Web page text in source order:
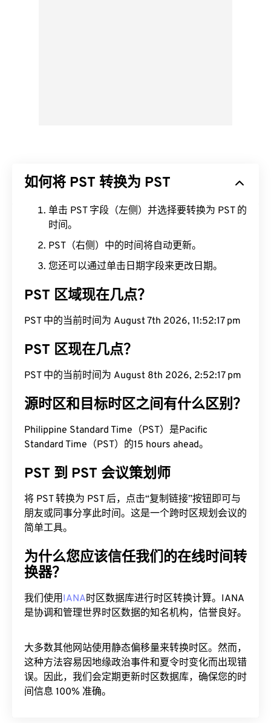
如何将 PST 转换为 PST
单击 PST 字段（左侧）并选择要转换为 PST 的
时间。
PST（右侧）中的时间将自动更新。
您还可以通过单击日期字段来更改日期。
PST 区域现在几点？
PST 中的当前时间为 August 7th 2026, 11:52:18 pm
PST 区现在几点？
PST 中的当前时间为 August 8th 2026, 2:52:18 pm
源时区和目标时区之间有什么区别？
Philippine Standard Time（PST）是Pacific
Standard Time（PST）的15 hours ahead。
PST 到 PST 会议策划师
将 PST 转换为 PST 后，点击“复制链接”按钮即可与
朋友或同事分享此时间。这是一个跨时区规划会议的
简单工具。
为什么您应该信任我们的在线时间转
换器？
我们使用IANA时区数据库进行时区转换计算。IANA
是协调和管理世界时区数据的知名机构，信誉良好。
大多数其他网站使用静态偏移量来转换时区。然而，
这种方法容易因地缘政治事件和夏令时变化而出现错
误。因此，我们会定期更新时区数据库，确保您的时
间信息 100% 准确。